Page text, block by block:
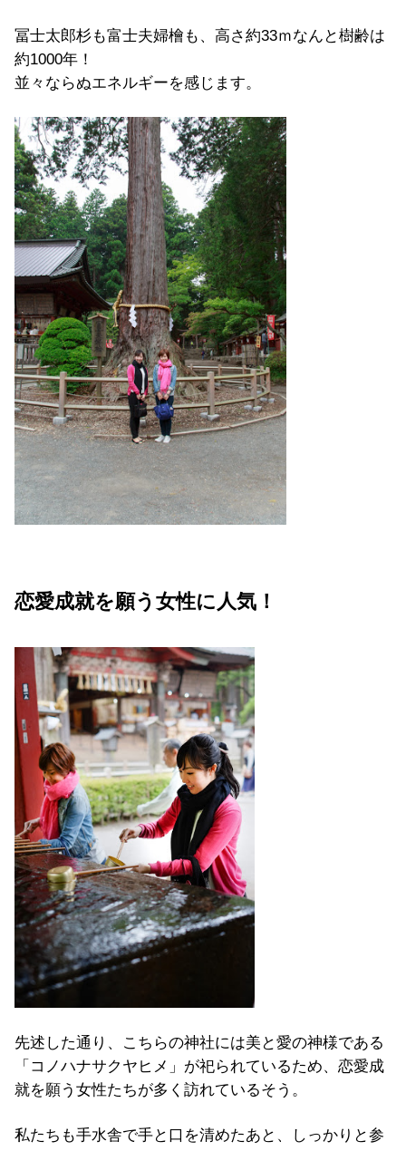
冨士太郎杉も富士夫婦檜も、高さ約33ｍなんと樹齢は
約1000年！
並々ならぬエネルギーを感じます。
恋愛成就を願う女性に人気！
先述した通り、こちらの神社には美と愛の神様である
「コノハナサクヤヒメ」が祀られているため、恋愛成
就を願う女性たちが多く訪れているそう。
私たちも手水舎で手と口を清めたあと、しっかりと参